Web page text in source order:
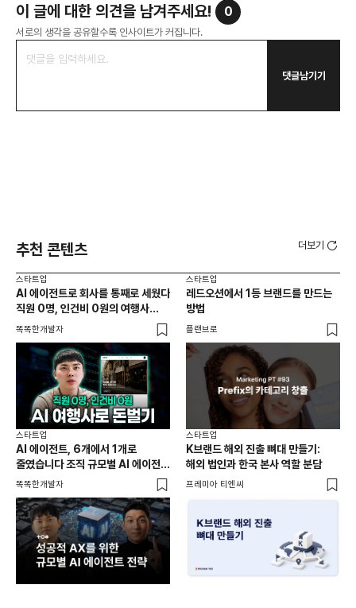
이 글에 대한 의견을 남겨주세요! 0
서로의 생각을 공유할수록 인사이트가 커집니다.
댓글남기기
추천 콘텐츠 더보기
스타트업
AI 에이전트로 회사를 통째로 세웠다
직원 0명, 인건비 0원의 여행사
제작기
똑똑한개발자
스타트업
레드오션에서 1등 브랜드를 만드는
방법
플랜브로
스타트업
AI 에이전트, 6개에서 1개로
줄였습니다 조직 규모별 AI 에이전트
도입 전략
똑똑한개발자
스타트업
K브랜드 해외 진출 뼈대 만들기:
해외 법인과 한국 본사 역할 분담
프레미아 티엔씨